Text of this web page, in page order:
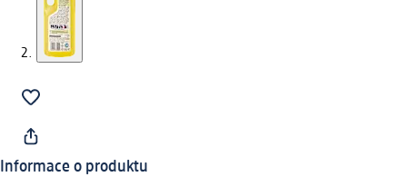
Informace o produktu